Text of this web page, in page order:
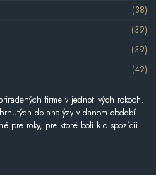
(38)
(39)
(39)
(42)
firme v jednotlivých rokoch.
do analýzy v danom období
pre roky, pre ktoré boli k dispozícii